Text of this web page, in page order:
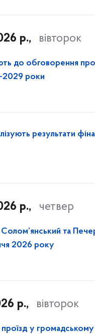
р., вівторок
до обговорення
роки
результати
р., четвер
та
2026 року
р., вівторок
у громадському